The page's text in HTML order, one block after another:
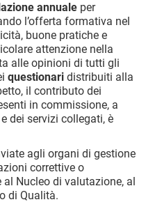
annuale per
l’offerta formativa nel
buone pratiche e
attenzione nella
alle opinioni di tutti gli
questionari distribuiti alla
il contributo dei
in commissione, a
dei servizi collegati, è
agli organi di gestione
correttive o
Nucleo di valutazione, al
di Qualità.